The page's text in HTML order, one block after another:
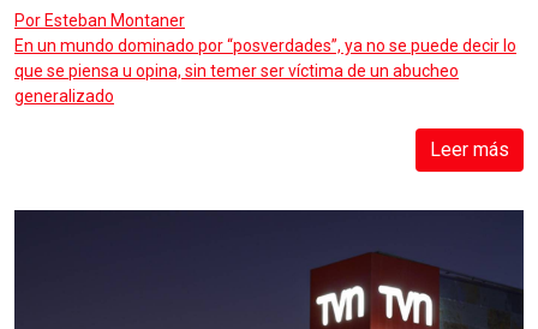
Por Esteban Montaner
En un mundo dominado por “posverdades”, ya no se puede decir lo
que se piensa u opina, sin temer ser víctima de un abucheo
generalizado
Leer más